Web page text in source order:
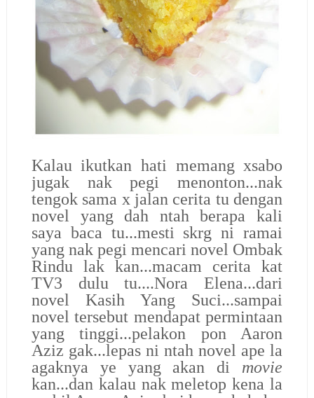
Kalau ikutkan hati memang xsabo
jugak nak pegi menonton...nak
tengok sama x jalan cerita tu dengan
novel yang dah ntah berapa kali
saya baca tu...mesti skrg ni ramai
yang nak pegi mencari novel Ombak
Rindu lak kan...macam cerita kat
TV3 dulu tu....Nora Elena...dari
novel Kasih Yang Suci...sampai
novel tersebut mendapat permintaan
yang tinggi...pelakon pon Aaron
Aziz gak...lepas ni ntah novel ape la
agaknya ye yang akan di movie
kan...dan kalau nak meletop kena la